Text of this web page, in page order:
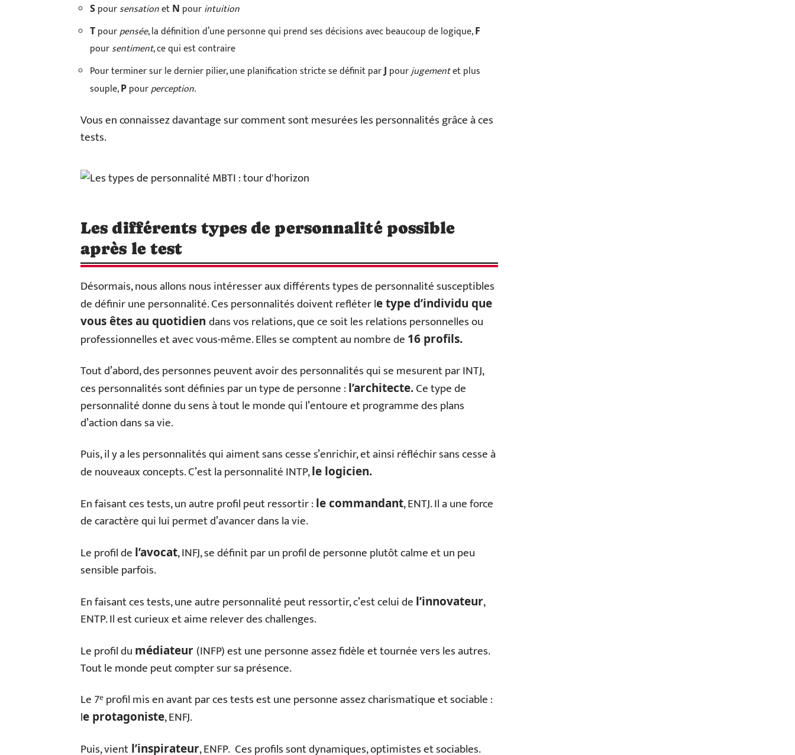
S poursensationet N pourintuition
T pourpensée, la définition d’une personne qui prend ses décisions avec beaucoup de logique,F
poursentiment, ce qui est contraire
Pour terminer sur le dernier pilier, une planification stricte se définit parJ pourjugementet plus
souple,P pourperception.
Vous en connaissez davantage sur comment sont mesurées les personnalités grâce à ces
tests.
Les différents types de personnalité possible
après le test
Désormais, nous allons nous intéresser aux différents types de personnalité susceptibles
de définir une personnalité. Ces personnalités doivent refléter le type d’individu que
vous êtes au quotidien dans vos relations, que ce soit les relations personnelles ou
professionnelles et avec vous-même. Elles se comptent au nombre de 16 profils.
Tout d’abord, des personnes peuvent avoir des personnalités qui se mesurent par INTJ,
ces personnalités sont définies par un type de personne :l’architecte.Ce type de
personnalité donne du sens à tout le monde qui l’entoure et programme des plans
d’action dans sa vie.
Puis, il y a les personnalités qui aiment sans cesse s’enrichir, et ainsi réfléchir sans cesse à
de nouveaux concepts. C’est la personnalité INTP,le logicien.
En faisant ces tests, un autre profil peut ressortir :le commandant, ENTJ. Il a une force
de caractère qui lui permet d’avancer dans la vie.
Le profil de l’avocat, INFJ, se définit par un profil de personne plutôt calme et un peu
sensible parfois.
En faisant ces tests, une autre personnalité peut ressortir, c’est celui de l’innovateur,
ENTP. Il est curieux et aime relever des challenges.
Le profil du médiateur (INFP) est une personne assez fidèle et tournée vers les autres.
Tout le monde peut compter sur sa présence.
Le 7ᵉ profil mis en avant par ces tests est une personne assez charismatique et sociable :
le protagoniste, ENFJ.
Puis, vient l’inspirateur, ENFP. Ces profils sont dynamiques, optimistes et sociables.